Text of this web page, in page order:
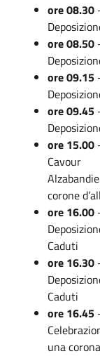
ore 08.30
ore 08.50
ore 09.15
ore 09.45
ore 15.00
Cavour
corone
ore 16.00
Caduti
ore 16.30
Caduti
ore 16.45
una